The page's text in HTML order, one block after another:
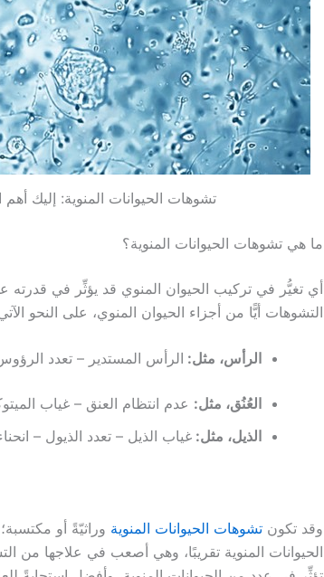
تشوهات الحيوانات المنوية: إليك
ما هي تشوهات الحيوانات المنوية؟
أي تغيُّر في تركيب الحيوان المنوي قد يؤثِّر في قدرته
التشوهات أيًّا من أجزاء الحيوان المنوي، على النحو
الرأس، مثل: الرأس المستدير – تعدد
العُنُق، مثل: عدم انتظام العنق – غياب
الذيل، مثل: غياب الذيل – تعدد الذيول –
وقد تكون تشوهات الحيوانات المنوية وراثيّةً أو
الحيوانات المنوية تقريبًا، وهي أصعب في علاجها من